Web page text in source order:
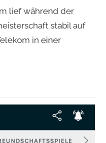
lief während der
stabil auf
in einer